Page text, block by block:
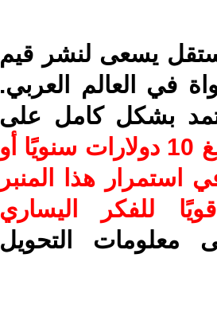
يسعى لنشر قيم
في العالم العربي.
بشكل كامل على
ساهم/ي معنا! بدعمكم بمبلغ 10 دولارات سنويًا أو
استمرار هذا المنبر
للفكر اليساري
معلومات التحويل